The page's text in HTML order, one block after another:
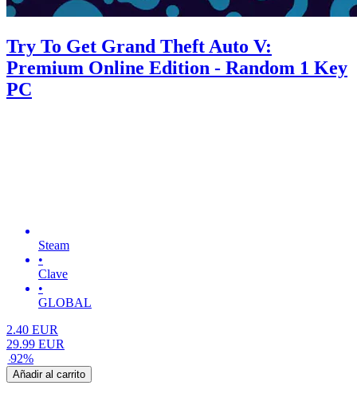
Try To Get Grand Theft Auto V:
Premium Online Edition - Random 1 Key
PC
Steam
•
Clave
•
GLOBAL
2.40 EUR
29.99 EUR
-92%
Añadir al carrito